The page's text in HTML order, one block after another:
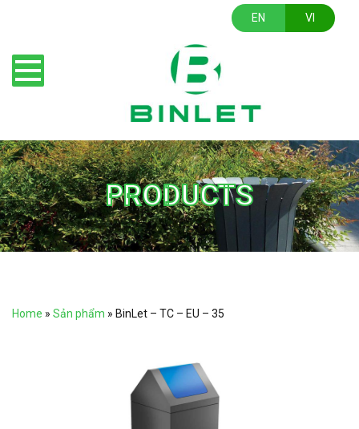
EN VI
PRODUCTS
Home » Sản phẩm » BinLet – TC – EU – 35